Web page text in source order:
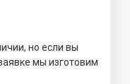
но если вы
мы изготовим